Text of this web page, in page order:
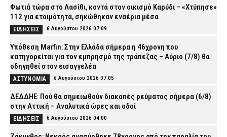
Φωτιά τώρα στο Λασίθι, κοντά στον οικισμό Καρύδι – «Χτύπησε»
112 για ετοιμότητα, σηκώθηκαν εναέρια μέσα
ΕΙΔΗΣΕΙΣ 6 Αυγούστου 2026 07:09
Υπόθεση Marfin: Στην Ελλάδα σήμερα η 46χρονη που
κατηγορείται για τον εμπρησμό της τράπεζας – Αύριο (7/8) θα
οδηγηθεί στον εισαγγελέα
ΑΣΤΥΝΟΜΙΑ 6 Αυγούστου 2026 07:05
ΔΕΔΔΗΕ: Πού θα σημειωθούν διακοπές ρεύματος σήμερα (6/8)
στην Αττική – Αναλυτικά ώρες και οδοί
ΕΙΔΗΣΕΙΣ 6 Αυγούστου 2026 04:00